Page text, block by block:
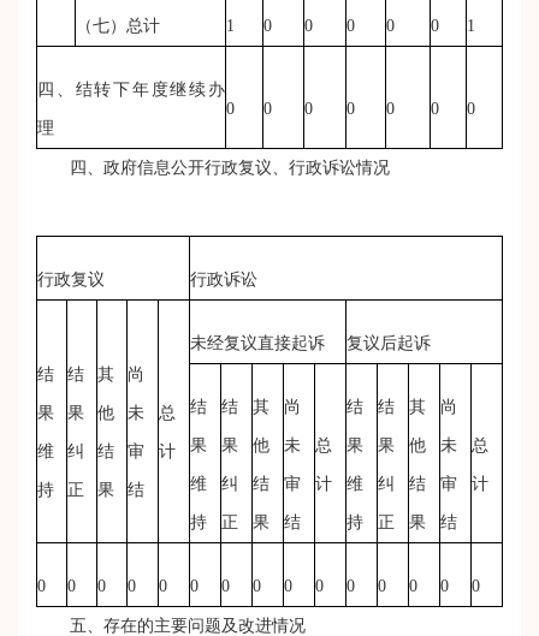
（七）总计 1 0 0 0 0 0 1
四、结转下年度继续办
理
0 0 0 0 0 0 0
四、政府信息公开行政复议、行政诉讼情况
行政复议 行政诉讼
结
果
维
持
结
果
纠
正
其
他
结
果
尚
未
审
结
总
计
未经复议直接起诉 复议后起诉
结
果
维
持
结
果
纠
正
其
他
结
果
尚
未
审
结
总
计
结
果
维
持
结
果
纠
正
其
他
结
果
尚
未
审
结
总
计
0 0 0 0 0 0 0 0 0 0 0 0 0 0 0
五、存在的主要问题及改进情况